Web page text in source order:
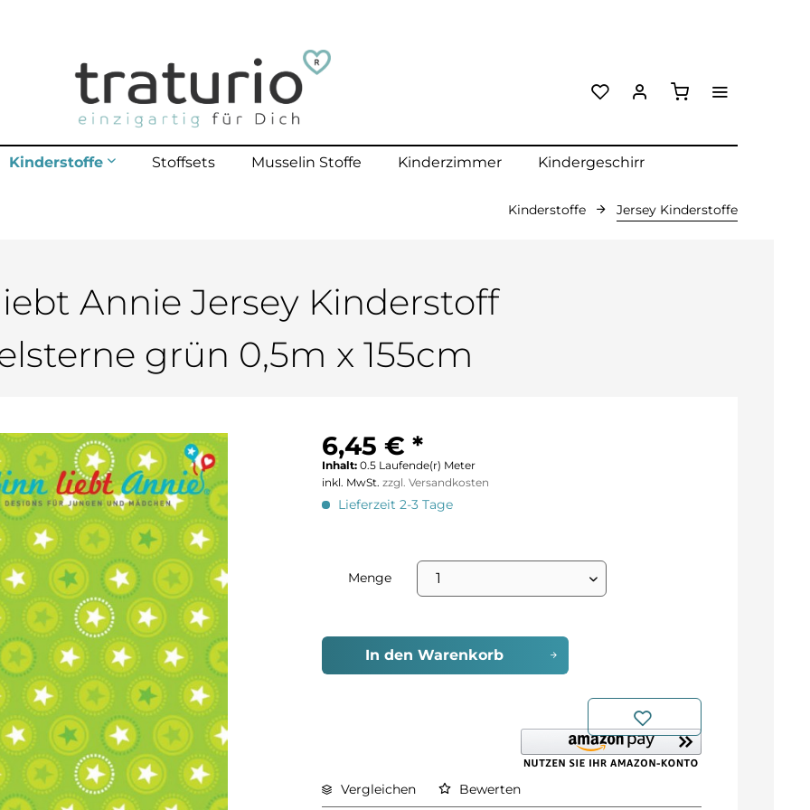
Kinderstoffe
Stoffsets Musselin Stoffe Kinderzimmer Kindergeschirr
bis 70 Kg
Kinderstoffe Jersey Kinderstoffe
Annie Jersey Kinderstoff
grün 0,5m x 155cm
6,45 € *
Inhalt:0.5 Laufende(r) Meter
inkl. MwSt.zzgl. Versandkosten
Lieferzeit 2-3 Tage
Menge
In den Warenkorb
Vergleichen Bewerten